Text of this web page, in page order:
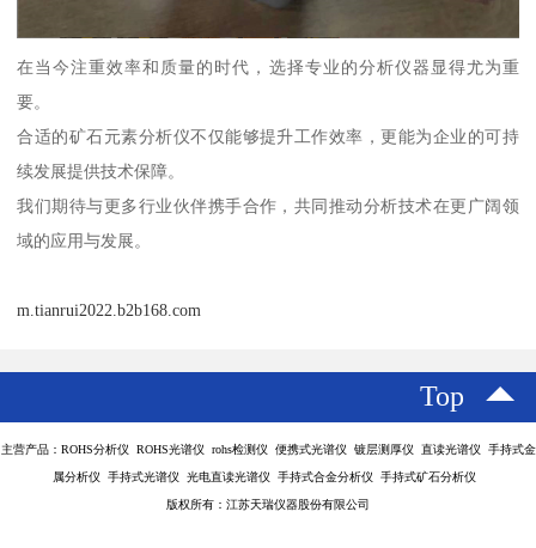
在当今注重效率和质量的时代，选择专业的分析仪器显得尤为重
要。
合适的矿石元素分析仪不仅能够提升工作效率，更能为企业的可持
续发展提供技术保障。
我们期待与更多行业伙伴携手合作，共同推动分析技术在更广阔领
域的应用与发展。
m.tianrui2022.b2b168.com
Top
主营产品：ROHS分析仪 ROHS光谱仪 rohs检测仪 便携式光谱仪 镀层测厚仪 直读光谱仪 手持式金
属分析仪 手持式光谱仪 光电直读光谱仪 手持式合金分析仪 手持式矿石分析仪
版权所有：江苏天瑞仪器股份有限公司